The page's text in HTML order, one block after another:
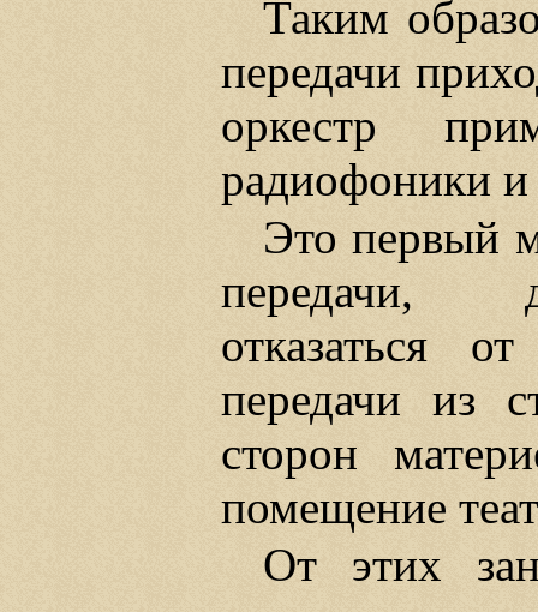
Таким
передачи
оркестр
радиофоники и
Это первый
передачи,
отказаться
передачи из
сторон
помещение
От этих